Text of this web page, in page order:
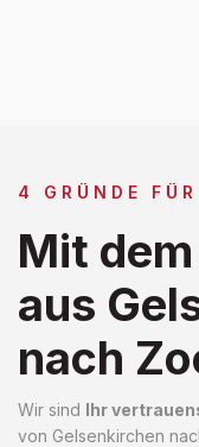
4 GRÜNDE
Mit
aus
nach
Wir sind Ihr
von Gelsenkirchen